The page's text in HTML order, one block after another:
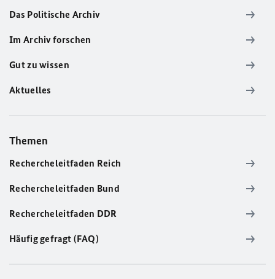
Das Politische Archiv
Im Archiv forschen
Gut zu wissen
Aktuelles
Themen
Rechercheleitfaden Reich
Rechercheleitfaden Bund
Rechercheleitfaden DDR
Häufig gefragt (FAQ)